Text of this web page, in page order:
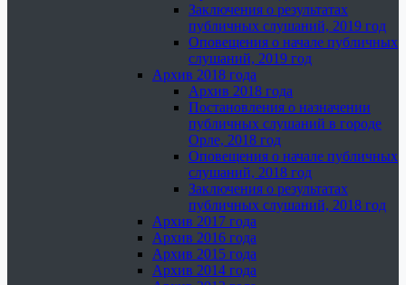
Заключения о результатах
публичных слушаний, 2019 год
Оповещения о начале публичных
слушаний, 2019 год
Архив 2018 года
Архив 2018 года
Постановления о назначении
публичных слушаний в городе
Орле, 2018 год
Оповещения о начале публичных
слушаний, 2018 год
Заключения о результатах
публичных слушаний, 2018 год
Архив 2017 года
Архив 2016 года
Архив 2015 года
Архив 2014 года